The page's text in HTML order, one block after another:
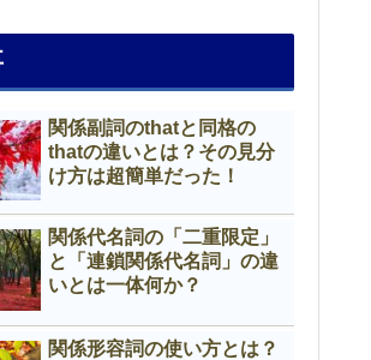
関係副詞のthatと同格の
thatの違いとは？その見分
け方は超簡単だった！
関係代名詞の「二重限定」
と「連鎖関係代名詞」の違
いとは一体何か？
関係形容詞の使い方とは？